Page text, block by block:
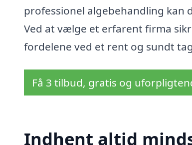
professionel algebehandling kan
Ved at vælge et erfarent firma
fordelene ved et rent og sundt
Få 3 tilbud, gratis og
Indhent altid